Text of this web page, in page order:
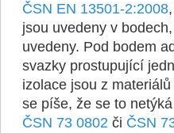
ČSN EN 13501-2:2008
jsou uvedeny v
uvedeny. Pod bodem
svazky prostupující
izolace jsou z
se píše, že se to
ČSN 73 0802či ČSN